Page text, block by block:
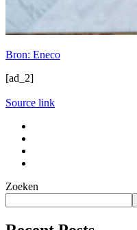
Bron: Eneco
[ad_2]
Source link
Zoeken